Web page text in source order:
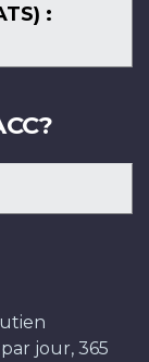
:
jour, 365